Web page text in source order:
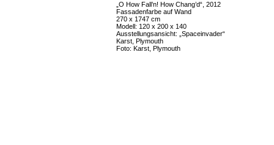
„O How Fall’n! How Chang’d“, 2012
Fassadenfarbe auf Wand
270 x 1747 cm
Modell: 120 x 200 x 140
Ausstellungsansicht: „Spaceinvader“
Karst, Plymouth
Foto: Karst, Plymouth